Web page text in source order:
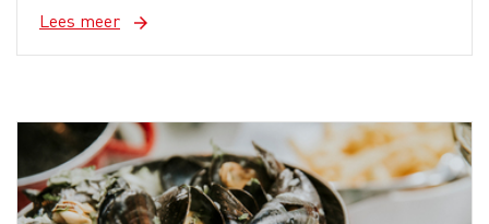
Lees meer
arrow_forward